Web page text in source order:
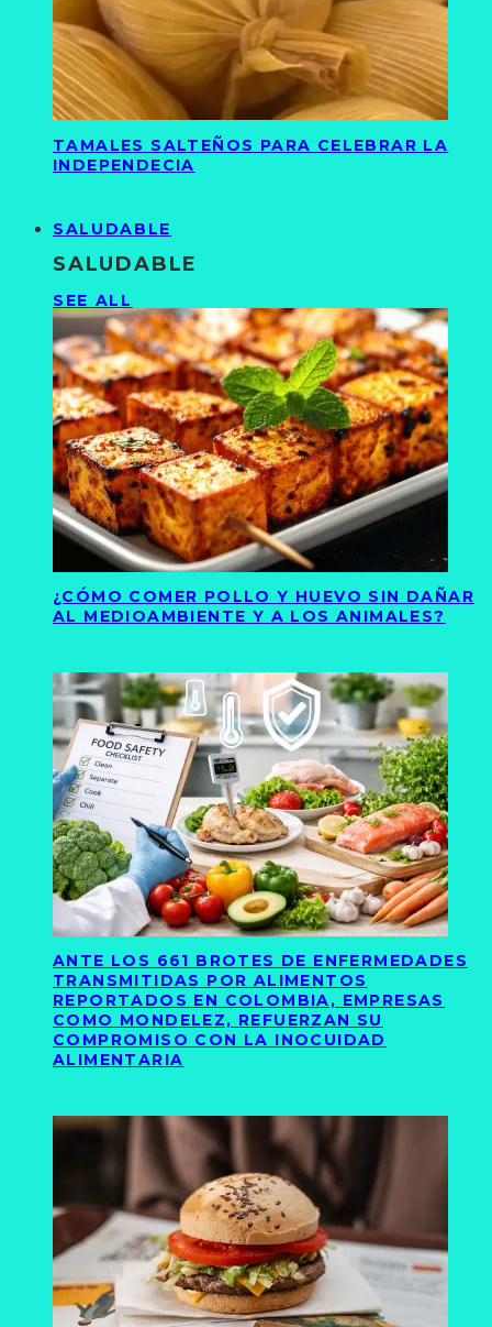
TAMALES SALTEÑOS PARA CELEBRAR LA
INDEPENDECIA
SALUDABLE
SALUDABLE
SEE ALL
¿CÓMO COMER POLLO Y HUEVO SIN DAÑAR
AL MEDIOAMBIENTE Y A LOS ANIMALES?
ANTE LOS 661 BROTES DE ENFERMEDADES
TRANSMITIDAS POR ALIMENTOS
REPORTADOS EN COLOMBIA, EMPRESAS
COMO MONDELEZ, REFUERZAN SU
COMPROMISO CON LA INOCUIDAD
ALIMENTARIA